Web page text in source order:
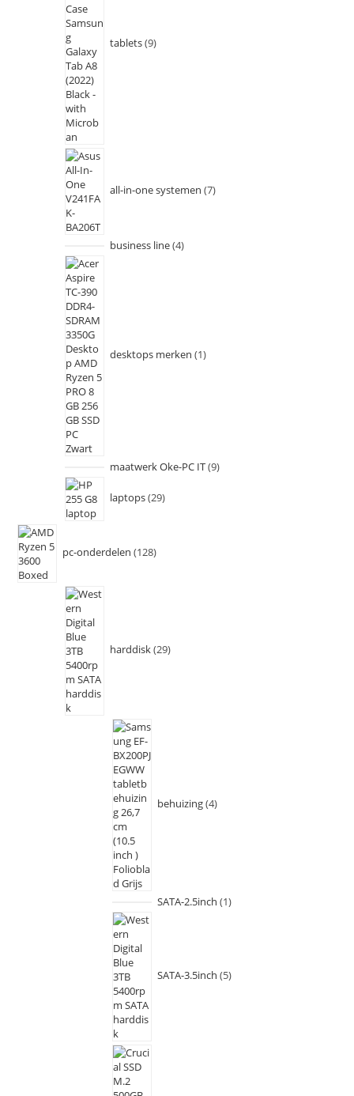
tablets 9
all-in-one systemen 7
business line 4
desktops merken 1
maatwerk Oke-PC IT 9
laptops 29
pc-onderdelen 128
harddisk 29
behuizing 4
SATA-2.5inch 1
SATA-3.5inch 5